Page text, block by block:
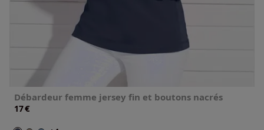
Débardeur femme jersey fin et boutons nacrés
17€